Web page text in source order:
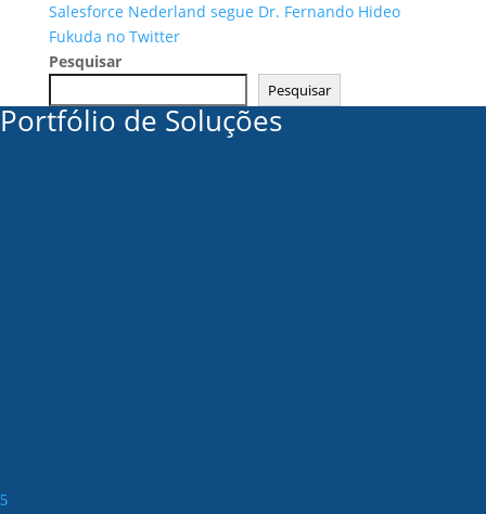
Salesforce Nederland segue Dr. Fernando Hideo
Fukuda no Twitter
Pesquisar
Pesquisar
Portfólio de Soluções